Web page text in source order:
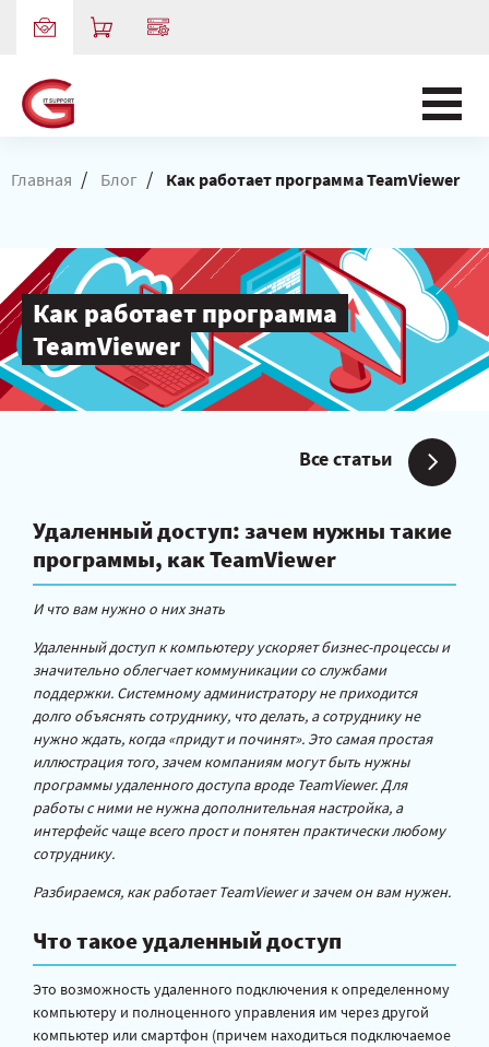
Главная / Блог / Как работает программа TeamViewer
Как работает программа
TeamViewer
Все статьи
Удаленный доступ: зачем нужны такие
программы, как TeamViewer
И что вам нужно о них знать
Удаленный доступ к компьютеру ускоряет бизнес-процессы и
значительно облегчает коммуникации со службами
поддержки. Системному администратору не приходится
долго объяснять сотруднику, что делать, а сотруднику не
нужно ждать, когда «придут и починят». Это самая простая
иллюстрация того, зачем компаниям могут быть нужны
программы удаленного доступа вроде TeamViewer. Для
работы с ними не нужна дополнительная настройка, а
интерфейс чаще всего прост и понятен практически любому
сотруднику.
Разбираемся, как работает TeamViewer и зачем он вам нужен.
Что такое удаленный доступ
Это возможность удаленного подключения к определенному
компьютеру и полноценного управления им через другой
компьютер или смартфон (причем находиться подключаемое